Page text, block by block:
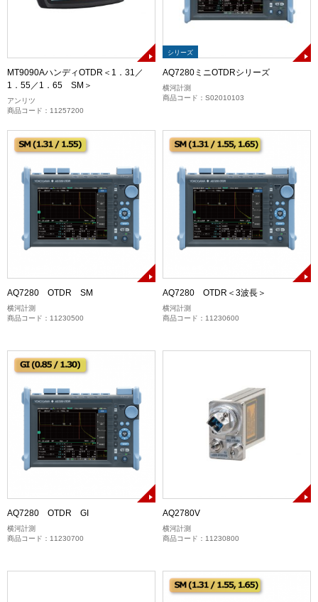
MT9090AハンディOTDR＜1．31／
1．55／1．65 SM＞
アンリツ
商品コード：11257200
シリーズ
AQ7280ミニOTDRシリーズ
横河計測
商品コード：S02010103
AQ7280 OTDR SM
横河計測
商品コード：11230500
AQ7280 OTDR＜3波長＞
横河計測
商品コード：11230600
AQ7280 OTDR GI
横河計測
商品コード：11230700
AQ2780V
横河計測
商品コード：11230800